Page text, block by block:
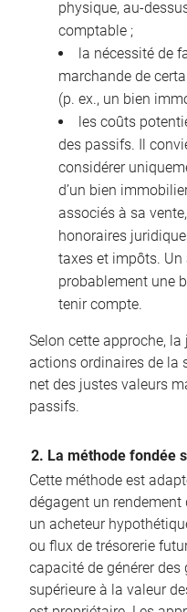
physique, au-
comptable ;
la nécessité de
marchande de
(p. ex., un bien
les coûts
des passifs. Il
considérer
d’un bien
associés à sa
honoraires
taxes et impôts. Un
probablement une
tenir compte.
Selon cette approche,
actions ordinaires de la
net des justes valeurs
passifs.
2. La méthode fondée
Cette méthode est
dégagent un
un acheteur
ou flux de trésorerie
capacité de générer des
supérieure à la valeur